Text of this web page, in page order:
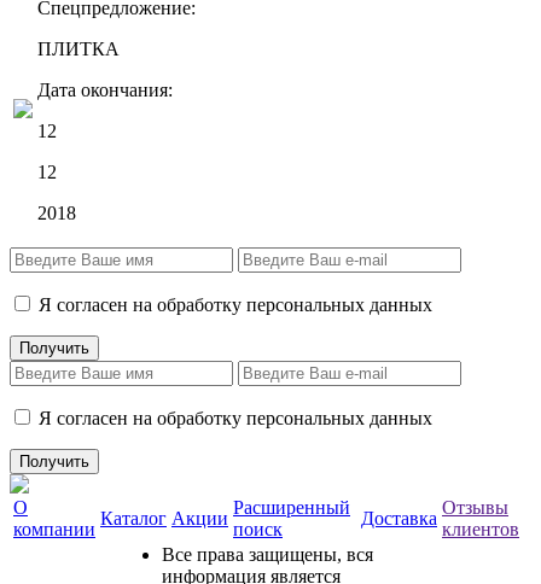
Спецпредложение:
ПЛИТКА
Дата окончания:
12
12
2018
Я согласен на обработку персональных данных
Я согласен на обработку персональных данных
О
компании
Каталог Акции
Расширенный
поиск
Доставка
Отзывы
клиентов
Все права защищены, вся
информация является